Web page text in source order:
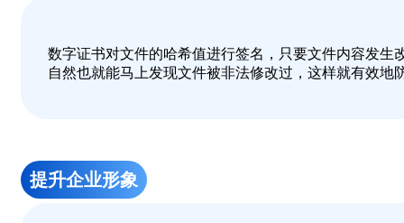
数字证书对文件的哈希值进行签名，只要文件内容发
自然也就能马上发现文件被非法修改过，这样就有效地
提升企业形象